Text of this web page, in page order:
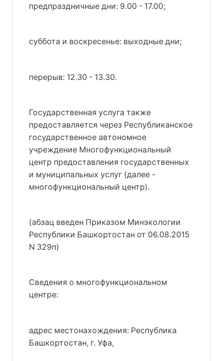
предпраздничные дни: 9.00 - 17.00;
суббота и воскресенье: выходные дни;
перерыв: 12.30 - 13.30.
Государственная услуга также
предоставляется через Республиканское
государственное автономное
учреждение Многофункциональный
центр предоставления государственных
и муниципальных услуг (далее -
многофункциональный центр).
(абзац введен Приказом Минэкологии
Республики Башкортостан от 06.08.2015
N 329п)
Сведения о многофункциональном
центре:
адрес местонахождения: Республика
Башкортостан, г. Уфа,